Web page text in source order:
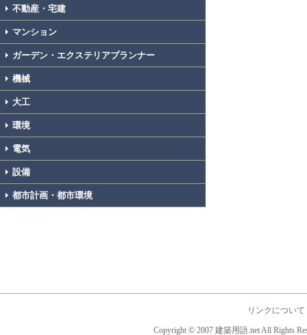
不動産・宅建
マンション
ガーデン・エクステリアプランナー
機械
大工
環境
電気
設備
都市計画・都市環境
リンクについて
Copyright © 2007 建築用語.net All Rights